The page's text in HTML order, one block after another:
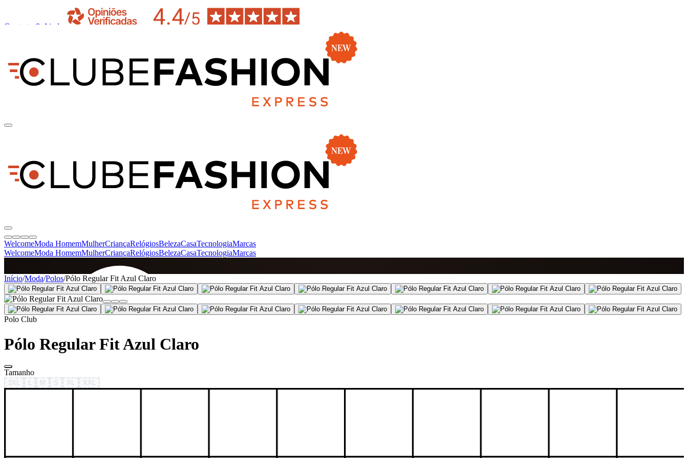
Contacto & Ajuda
WelcomeModa HomemMulherCriançaRelógiosBelezaCasaTecnologiaMarcas
WelcomeModa HomemMulherCriançaRelógiosBelezaCasaTecnologiaMarcas
SINCE 2005
+de 36.000 reviews
Início/Moda/Polos/Pólo Regular Fit Azul Claro
Polo Club
Pólo Regular Fit Azul Claro
Tamanho
3XL M S XL XXL